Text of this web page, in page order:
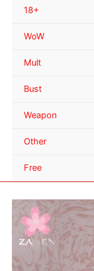
18+
WoW
Mult
Bust
Weapon
Other
Free